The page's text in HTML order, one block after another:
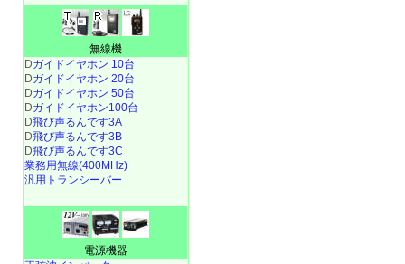
無線機
Dガイドイヤホン 10台
Dガイドイヤホン 20台
Dガイドイヤホン 50台
Dガイドイヤホン100台
D飛び声るんです3A
D飛び声るんです3B
D飛び声るんです3C
業務用無線(400MHz)
汎用トランシーバー
電源機器